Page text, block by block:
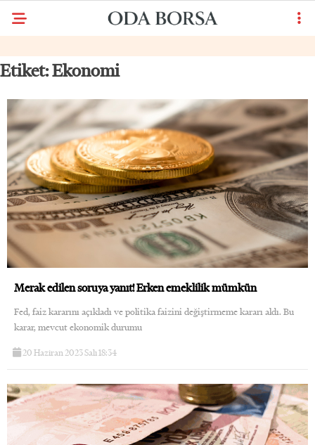
WhatsApp İhbar
Hattı
ANKARA
GALERİ VİDEO
ODALAR
POLITIKA
DÜNYA
BORSA
ŞIRKET HABERLERI
FINANS
TEKNOLOJI
Etiket:Ekonomi
Merak edilen soruya yanıt! Erken emeklilik mümkün
Fed, faiz kararını açıkladı ve politika faizini değiştirmeme kararı aldı. Bu
karar, mevcut ekonomik durumu
20 Haziran 2023 Salı 18:34